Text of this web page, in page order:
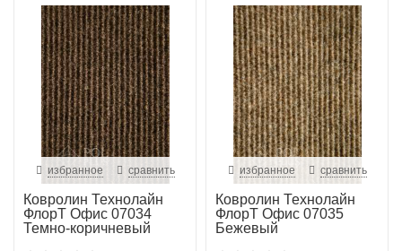
избранное сравнить
Ковролин Технолайн
ФлорТ Офис 07034
Темно-коричневый
избранное сравнить
Ковролин Технолайн
ФлорТ Офис 07035
Бежевый